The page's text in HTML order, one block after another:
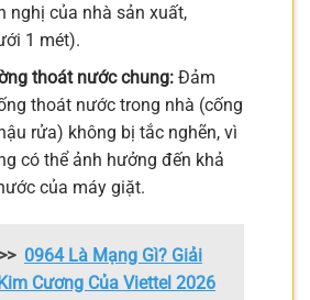
nghị của nhà sản xuất,
1 mét).
thoát nước chung:Đảm
thoát nước trong nhà (cống
rửa) không bị tắc nghẽn, vì
có thể ảnh hưởng đến khả
của máy giặt.
0964 Là Mạng Gì? Giải
Cương Của Viettel 2026